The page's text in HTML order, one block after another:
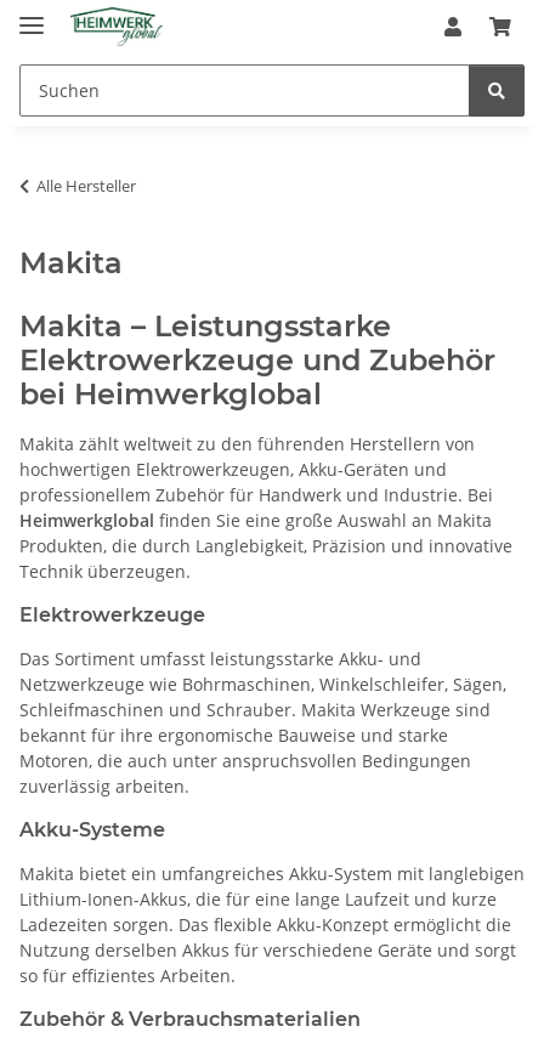
Alle Hersteller
Makita
Makita – Leistungsstarke
Elektrowerkzeuge und Zubehör
bei Heimwerkglobal
Makita zählt weltweit zu den führenden Herstellern von
hochwertigen Elektrowerkzeugen, Akku-Geräten und
professionellem Zubehör für Handwerk und Industrie. Bei
Heimwerkglobal finden Sie eine große Auswahl an Makita
Produkten, die durch Langlebigkeit, Präzision und innovative
Technik überzeugen.
Elektrowerkzeuge
Das Sortiment umfasst leistungsstarke Akku- und
Netzwerkzeuge wie Bohrmaschinen, Winkelschleifer, Sägen,
Schleifmaschinen und Schrauber. Makita Werkzeuge sind
bekannt für ihre ergonomische Bauweise und starke
Motoren, die auch unter anspruchsvollen Bedingungen
zuverlässig arbeiten.
Akku-Systeme
Makita bietet ein umfangreiches Akku-System mit langlebigen
Lithium-Ionen-Akkus, die für eine lange Laufzeit und kurze
Ladezeiten sorgen. Das flexible Akku-Konzept ermöglicht die
Nutzung derselben Akkus für verschiedene Geräte und sorgt
so für effizientes Arbeiten.
Zubehör & Verbrauchsmaterialien